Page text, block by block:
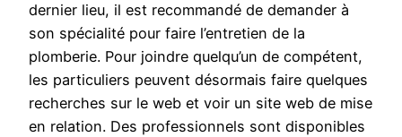
dernier lieu, il est recommandé de demander à
son spécialité pour faire l’entretien de la
plomberie. Pour joindre quelqu’un de compétent,
les particuliers peuvent désormais faire quelques
recherches sur le web et voir un site web de mise
en relation. Des professionnels sont disponibles